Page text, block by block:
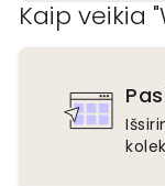
Kaip veikia